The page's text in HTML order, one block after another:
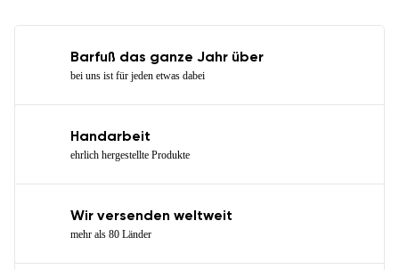
Barfuß das ganze Jahr über
bei uns ist für jeden etwas dabei
Handarbeit
ehrlich hergestellte Produkte
Wir versenden weltweit
mehr als 80 Länder